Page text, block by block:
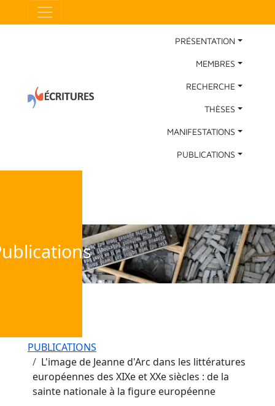
Aller au contenu principal
Main Navigation
PRÉSENTATION
MEMBRES
RECHERCHE
THÈSES
MANIFESTATIONS
PUBLICATIONS
Fil d'Ariane
PUBLICATIONS
L'image de Jeanne d'Arc dans les littératures
européennes des XIXe et XXe siècles : de la
sainte nationale à la figure européenne
Panneau de gestion des cookies